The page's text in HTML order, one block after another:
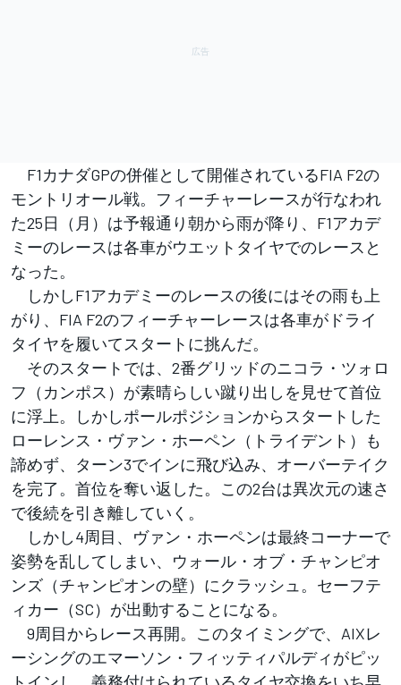
F1カナダGPの併催として開催されているFIA F2の
モントリオール戦。フィーチャーレースが行なわれ
た25日（月）は予報通り朝から雨が降り、F1アカデ
ミーのレースは各車がウエットタイヤでのレースと
なった。
しかしF1アカデミーのレースの後にはその雨も上
がり、FIA F2のフィーチャーレースは各車がドライ
タイヤを履いてスタートに挑んだ。
そのスタートでは、2番グリッドのニコラ・ツォロ
フ（カンポス）が素晴らしい蹴り出しを見せて首位
に浮上。しかしポールポジションからスタートした
ローレンス・ヴァン・ホーペン（トライデント）も
諦めず、ターン3でインに飛び込み、オーバーテイク
を完了。首位を奪い返した。この2台は異次元の速さ
で後続を引き離していく。
しかし4周目、ヴァン・ホーペンは最終コーナーで
姿勢を乱してしまい、ウォール・オブ・チャンピオ
ンズ（チャンピオンの壁）にクラッシュ。セーフテ
ィカー（SC）が出動することになる。
9周目からレース再開。このタイミングで、AIXレ
ーシングのエマーソン・フィッティパルディがピッ